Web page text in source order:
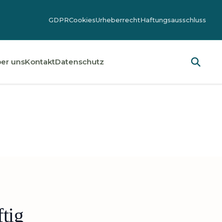
GDPRCookiesUrheberrechtHaftungsausschluss
unsKontaktDatenschutz